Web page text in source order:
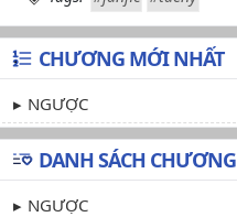
CHƯƠNG MỚI NHẤT
NGƯỢC
DANH SÁCH CHƯƠNG
NGƯỢC